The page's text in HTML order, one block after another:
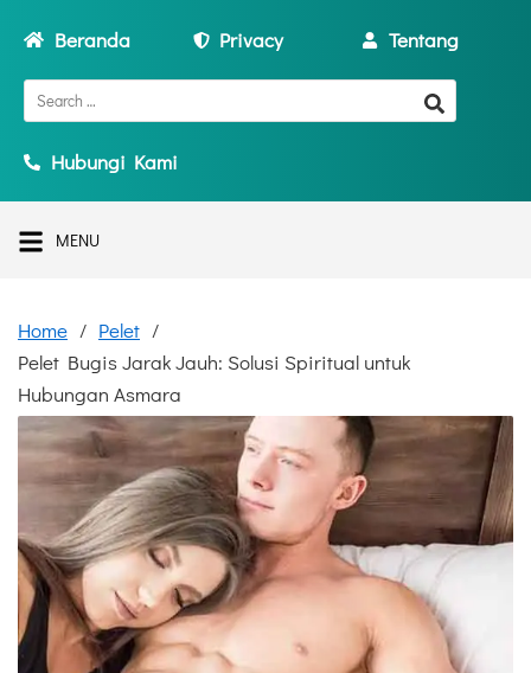
Beranda Privacy Tentang
Hubungi Kami
MENU
Home
Pelet
Pelet Bugis Jarak Jauh: Solusi Spiritual untuk
Hubungan Asmara